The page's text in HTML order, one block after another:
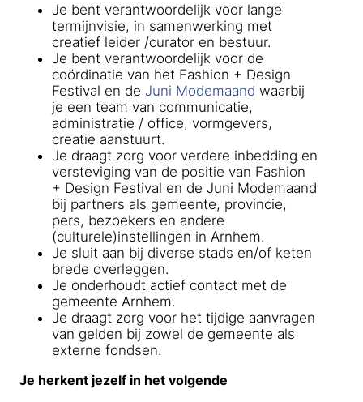
Je bent verantwoordelijk voor lange
termijnvisie, in samenwerking met
creatief leider /curator en bestuur.
Je bent verantwoordelijk voor de
coördinatie van het Fashion + Design
Festival en de Juni Modemaand waarbij
je een team van communicatie,
administratie / office, vormgevers,
creatie aanstuurt.
Je draagt zorg voor verdere inbedding en
versteviging van de positie van Fashion
+ Design Festival en de Juni Modemaand
bij partners als gemeente, provincie,
pers, bezoekers en andere
(culturele)instellingen in Arnhem.
Je sluit aan bij diverse stads en/of keten
brede overleggen.
Je onderhoudt actief contact met de
gemeente Arnhem.
Je draagt zorg voor het tijdige aanvragen
van gelden bij zowel de gemeente als
externe fondsen.
Je herkent jezelf in het volgende